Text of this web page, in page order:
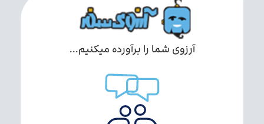
آرزوی شما را برآورده میکنیم...